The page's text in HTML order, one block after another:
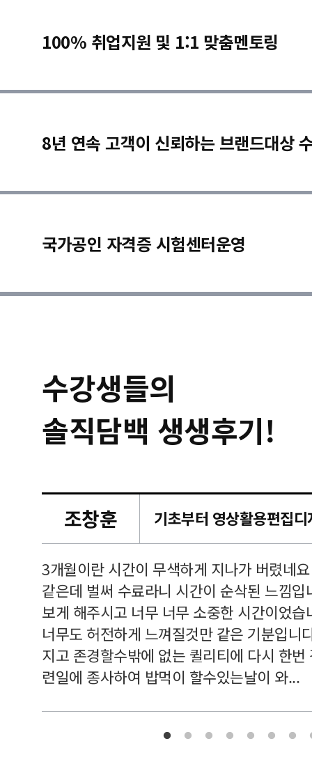
100% 취업지원 및 1:1 맞춤멘토링
8년 연속 고객이 신뢰하는 브랜드대상
국가공인 자격증 시험센터운영
수강생들의
솔직담백 생생후기!
조창훈
3개월이란 시간이 무색하게 지나가 버렸네
같은데 벌써 수료라니 시간이 순삭된 느낌
보게 해주시고 너무 너무 소중한 시간이었
너무도 허전하게 느껴질것만 같은 기분입니
지고 존경할수밖에 없는 퀼리티에 다시 한
련일에 종사하여 밥먹이 할수있는날이 와...